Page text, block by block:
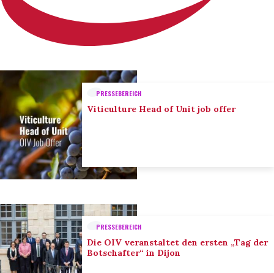
PRESSEBEREICH
Viticulture Head of Unit job offer
PRESSEBEREICH
Die OIV veranstaltet den ersten „Tag der
Botschafter“ in Dijon